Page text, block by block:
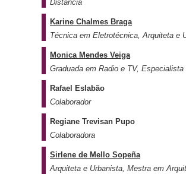
Distância
Karine Chalmes Braga
Técnica em Eletrotécnica, Arquiteta e
Monica Mendes Veiga
Graduada em Radio e TV,
Rafael Eslabão
Colaborador
Regiane Trevisan Pupo
Colaboradora
Sirlene de Mello Sopeña
Arquiteta e Urbanista, Mestra em